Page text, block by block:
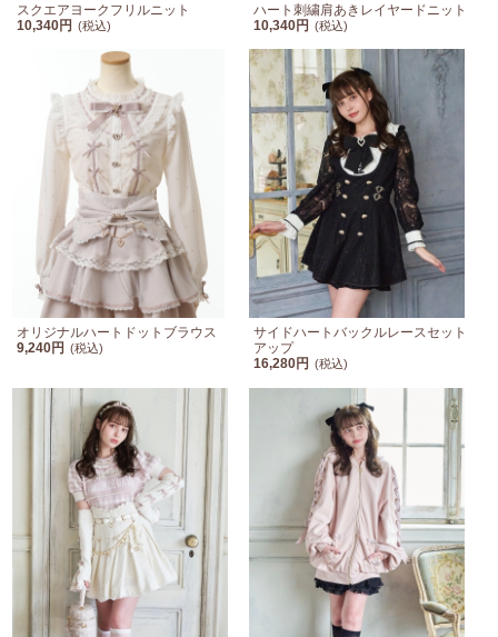
スクエアヨークフリルニット
10,340円 (税込)
ハート刺繍肩あきレイヤードニット
10,340円 (税込)
オリジナルハートドットブラウス
9,240円
(税込)
サイドハートバックルレースセット
アップ
16,280円 (税込)